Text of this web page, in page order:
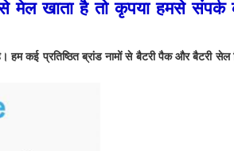
मेल खाता है तो कृपया हमसे संपर्क
कई प्रतिष्ठित ब्रांड नामों से बैटरी पैक और बैटरी सेल